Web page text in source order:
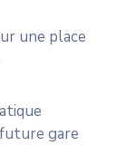
une place
gare